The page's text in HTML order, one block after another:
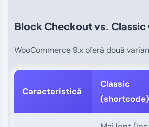
Block Checkout vs.
WooCommerce 9.x oferă două
Caracteristică
Classic
(shortcode)